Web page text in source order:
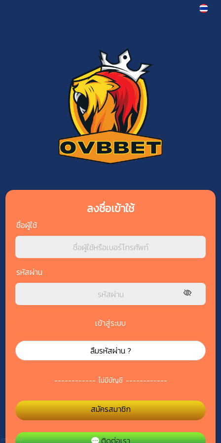
ลงชื่อเข้าใช้
ชื่อผู้ใช้
รหัสผ่าน
เข้าสู่ระบบ
ลืมรหัสผ่าน ?
------------ไม่มีบัญชี ------------
สมัครสมาชิก
ติดต่อเรา
CP9_v2.0317